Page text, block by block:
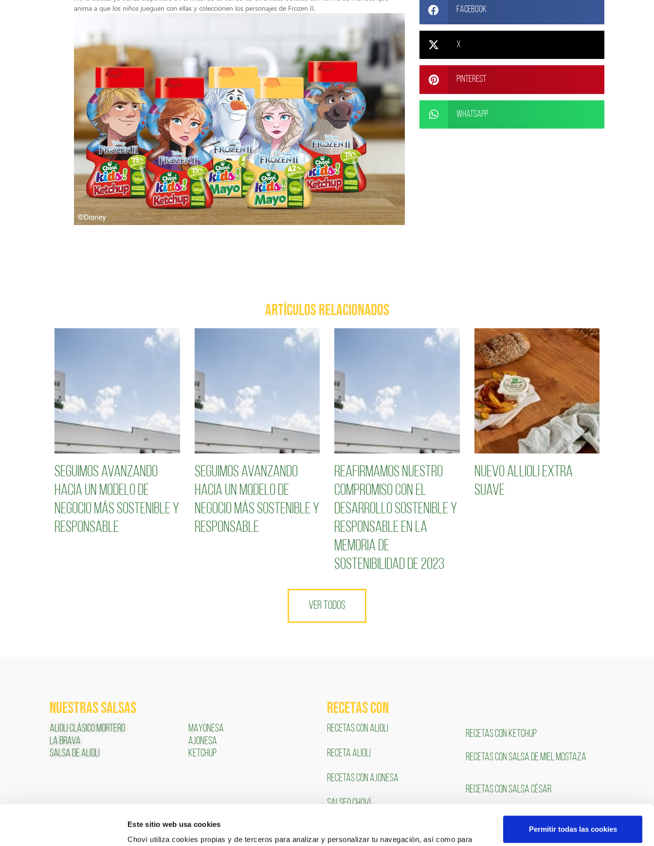
Este sitio web usa cookies
Choví utiliza cookies propias y de terceros para analizar y personalizar tu navegación, así como para
Permitir todas las cookies
anima a que los niños jueguen con ellas y coleccionen los personajes de Frozen II.
Facebook
X
Pinterest
WhatsApp
ARTÍCULOS RELACIONADOS
Seguimos avanzando
hacia un modelo de
negocio más sostenible y
responsable
Seguimos avanzando
hacia un modelo de
negocio más sostenible y
responsable
Reafirmamos nuestro
compromiso con el
desarrollo sostenible y
responsable en la
Memoria de
Sostenibilidad de 2023
Nuevo Allioli Extra
Suave
VER TODOS
NUESTRAS SALSAS
ALIOLI CLÁSICO MORTERO
LA BRAVA
SALSA DE ALIOLI
MAYONESA
AJONESA
KETCHUP
RECETAS COn
RECETAS CON ALIOLI
RECETA ALIOLI
RECETAS CON AJONESA
SALSEO CHOVÍ
RECETAS CON KETCHUP
RECETAS CON SALSA DE MIEL MOSTAZA
RECETAS CON SALSA CÉSAR
ÁREA CLIENTES TRABAJA CON NOSOTROS SÍGUENOS